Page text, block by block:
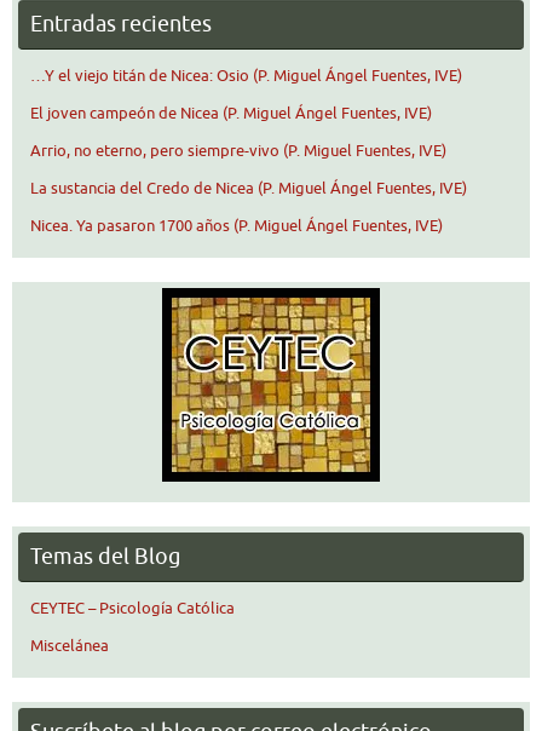
Entradas recientes
…Y el viejo titán de Nicea: Osio (P. Miguel Ángel Fuentes, IVE)
El joven campeón de Nicea (P. Miguel Ángel Fuentes, IVE)
Arrio, no eterno, pero siempre-vivo (P. Miguel Fuentes, IVE)
La sustancia del Credo de Nicea (P. Miguel Ángel Fuentes, IVE)
Nicea. Ya pasaron 1700 años (P. Miguel Ángel Fuentes, IVE)
Temas del Blog
CEYTEC – Psicología Católica
Miscelánea